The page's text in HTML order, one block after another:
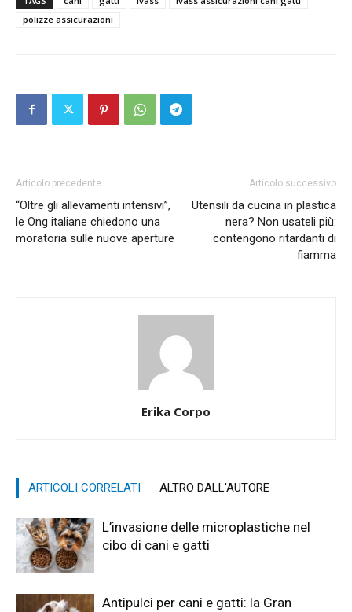
polizze assicurazioni
Articolo precedente
“Oltre gli allevamenti intensivi”,
le Ong italiane chiedono una
moratoria sulle nuove aperture
Articolo successivo
Utensili da cucina in plastica
nera? Non usateli più:
contengono ritardanti di
fiamma
Erika Corpo
ARTICOLI CORRELATI ALTRO DALL'AUTORE
L’invasione delle microplastiche nel
cibo di cani e gatti
Antipulci per cani e gatti: la Gran